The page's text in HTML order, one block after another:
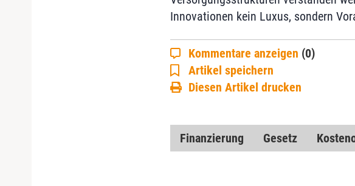
Innovationen kein Luxus, sondern
Kommentare anzeigen (0)
Artikel speichern
Diesen Artikel drucken
Finanzierung Gesetz